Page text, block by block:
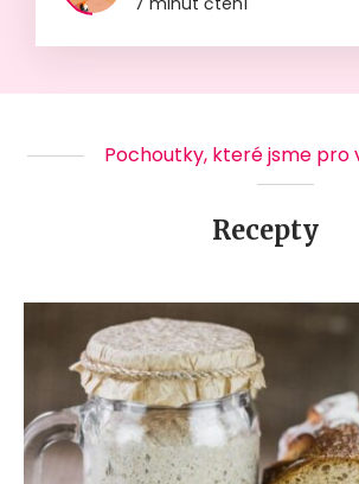
Pochoutky, které jsme pro
Recepty